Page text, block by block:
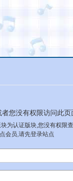
您没有权限访问此
为认证版块,您没有权限
会员,请先登录站点